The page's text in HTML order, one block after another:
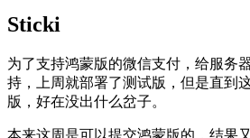
Sticki
为了支持鸿蒙版的微信支付，给服务
持，上周就部署了测试版，但是直到
版，好在没出什么岔子。